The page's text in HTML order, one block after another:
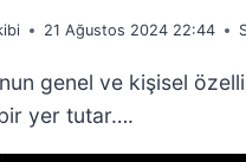
21 Ağustos 2024 22:44
genel ve kişisel
yer tutar….